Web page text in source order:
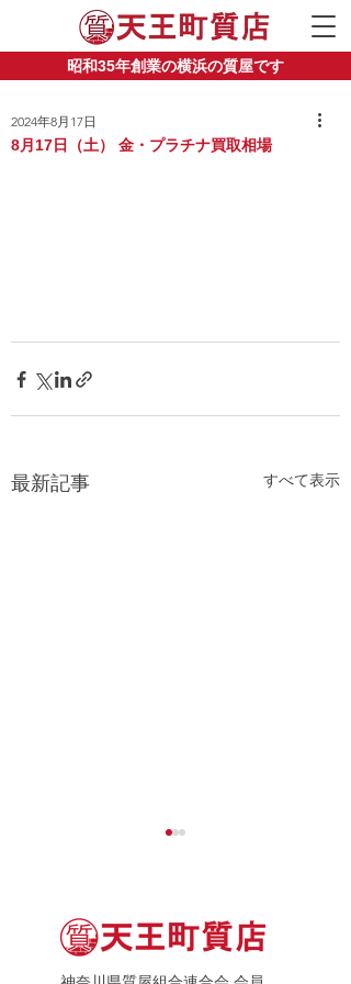
昭和35年創業の横浜の質屋です
8月17日（土） 金・プラチナ買取相場
2024年8月17日
最新記事 すべて表示